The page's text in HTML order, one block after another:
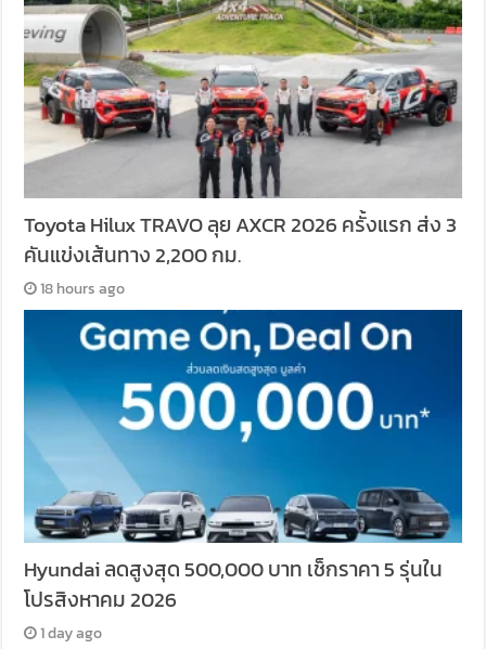
Toyota Hilux TRAVO ลุย AXCR 2026 ครั้งแรก ส่ง 3
คันแข่งเส้นทาง 2,200 กม.
18 hours ago
Hyundai ลดสูงสุด 500,000 บาท เช็กราคา 5 รุ่นใน
โปรสิงหาคม 2026
1 day ago